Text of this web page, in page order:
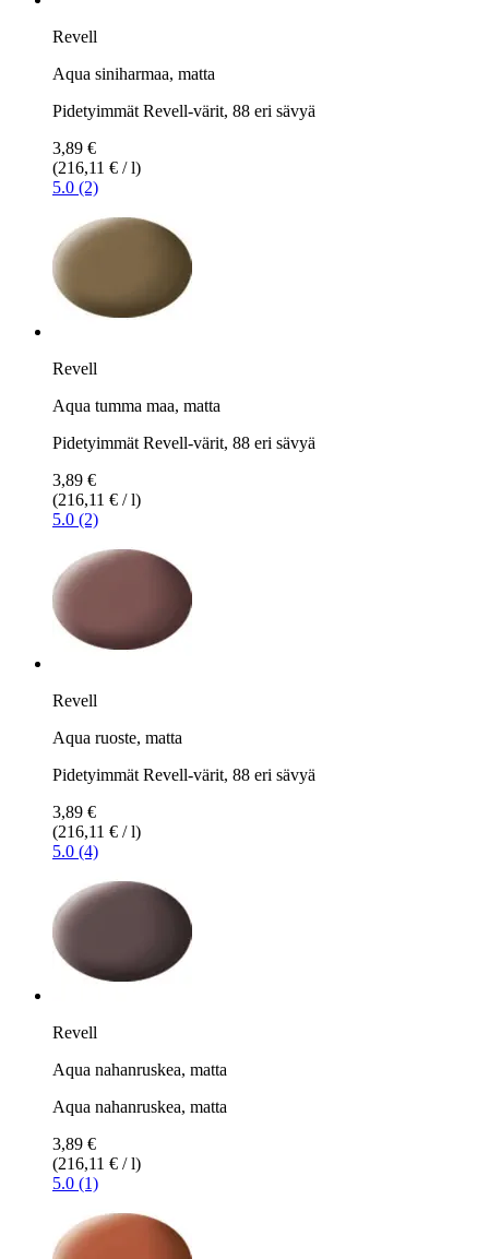
Revell
Aqua siniharmaa, matta
Pidetyimmät Revell-värit, 88 eri sävyä
3,89 €
(216,11 € / l)
5.0 (2)
Revell
Aqua tumma maa, matta
Pidetyimmät Revell-värit, 88 eri sävyä
3,89 €
(216,11 € / l)
5.0 (2)
Revell
Aqua ruoste, matta
Pidetyimmät Revell-värit, 88 eri sävyä
3,89 €
(216,11 € / l)
5.0 (4)
Revell
Aqua nahanruskea, matta
Aqua nahanruskea, matta
3,89 €
(216,11 € / l)
5.0 (1)